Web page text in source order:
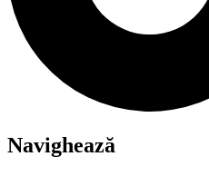
Navighează